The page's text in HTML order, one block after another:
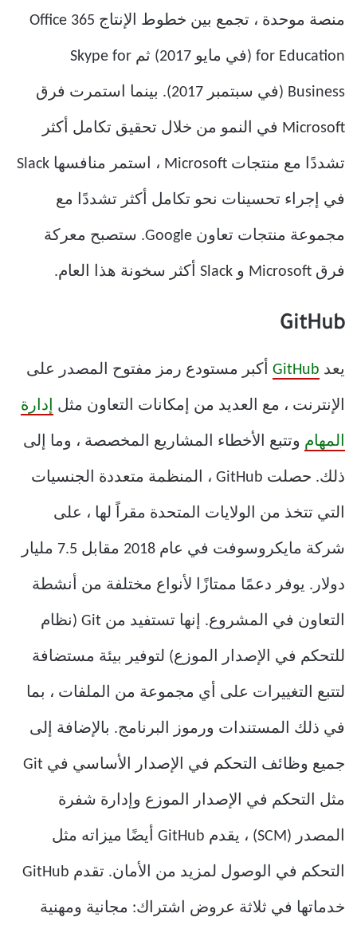
منصة موحدة ، تجمع بين خطوط الإنتاج Office 365
for Education (في مايو 2017) ثم Skype for
Business (في سبتمبر 2017). بينما استمرت فرق
Microsoft في النمو من خلال تحقيق تكامل أكثر
تشددًا مع منتجات Microsoft ، استمر منافسها Slack
في إجراء تحسينات نحو تكامل أكثر تشددًا مع
مجموعة منتجات تعاون Google. ستصبح معركة
فرق Microsoft و Slack أكثر سخونة هذا العام.
GitHub
يعد GitHub أكبر مستودع رمز مفتوح المصدر على
الإنترنت ، مع العديد من إمكانات التعاون مثل إدارة
المهام وتتبع الأخطاء المشاريع المخصصة ، وما إلى
ذلك. حصلت GitHub ، المنظمة متعددة الجنسيات
التي تتخذ من الولايات المتحدة مقراً لها ، على
شركة مايكروسوفت في عام 2018 مقابل 7.5 مليار
دولار. يوفر دعمًا ممتازًا لأنواع مختلفة من أنشطة
التعاون في المشروع. إنها تستفيد من Git (نظام
للتحكم في الإصدار الموزع) لتوفير بيئة مستضافة
لتتبع التغييرات على أي مجموعة من الملفات ، بما
في ذلك المستندات ورموز البرنامج. بالإضافة إلى
جميع وظائف التحكم في الإصدار الأساسي في Git
مثل التحكم في الإصدار الموزع وإدارة شفرة
المصدر (SCM) ، يقدم GitHub أيضًا ميزاته مثل
التحكم في الوصول لمزيد من الأمان. تقدم GitHub
خدماتها في ثلاثة عروض اشتراك: مجانية ومهنية